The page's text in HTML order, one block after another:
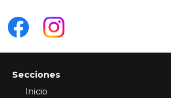
Secciones
Inicio